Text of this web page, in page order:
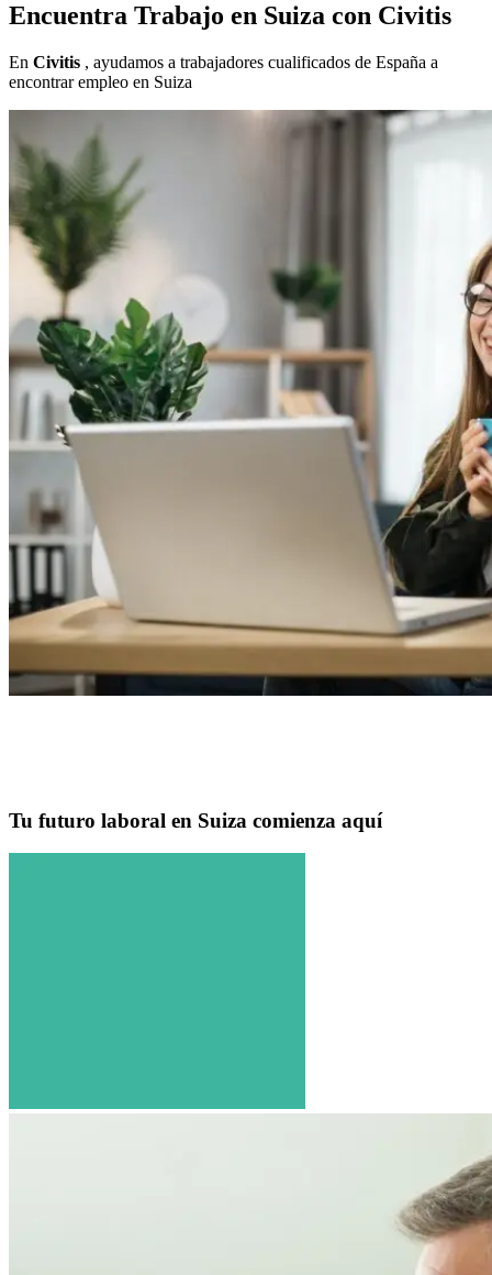
Encuentra Trabajo en Suiza con Civitis
En Civitis , ayudamos a trabajadores cualificados de España a
encontrar empleo en Suiza
Tu futuro laboral en Suiza comienza aquí